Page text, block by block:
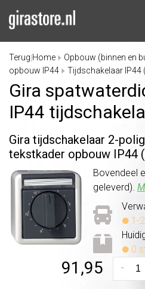
Terug Home Opbouw (binnen en
opbouw IP44
Tijdschakelaar IP44
Gira
IP44
Gira tijdschakelaar 2-
tekstkader opbouw IP44
Bovendeel
geleverd).
1-
0
91,95 -